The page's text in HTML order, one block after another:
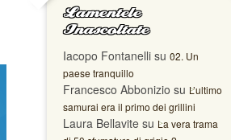
Lamentele
Inascoltate
Iacopo Fontanelli su 02. Un
paese tranquillo
Francesco Abbonizio su L’ultimo
samurai era il primo dei grillini
Laura Bellavite su La vera trama